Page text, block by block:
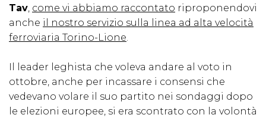
Tav, come vi abbiamo raccontato riproponendovi
anche il nostro servizio sulla linea ad alta velocità
ferroviaria Torino-Lione.
Il leader leghista che voleva andare al voto in
ottobre, anche per incassare i consensi che
vedevano volare il suo partito nei sondaggi dopo
le elezioni europee, si era scontrato con la volontà